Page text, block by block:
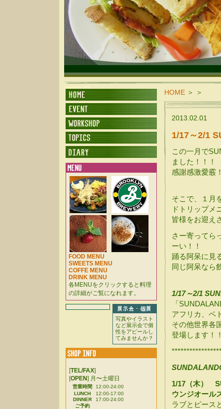
HOME ＞ ＞
2013.02.01
1/17～2/1
この一月で
ました！！！
感謝感激愛霰
そこで、１月
ドトリップメ
皆様をお迎え
さー寄ってら
ーい！！
踊る阿呆に見
同じ阿呆なら
1/17～2/1
「
アフリカ、ベ
その他世界各
登場します！
1/17（木）
ウンジオール
ラブとピース
FOOD MENU
SWEETS MENU
COFFE MENU
DRINK MENU
各MENUをクリックすると料理
の詳細がご覧になれます。
写真やイラスト
など展示会で個
性をアピールし
てみませんか？
[TEL/FAX]
[OPEN] 月〜土曜日
営業時間
12:00-24:00
LUNCH
12:00-17:00
DINNER
17:00-24:00
ご予約